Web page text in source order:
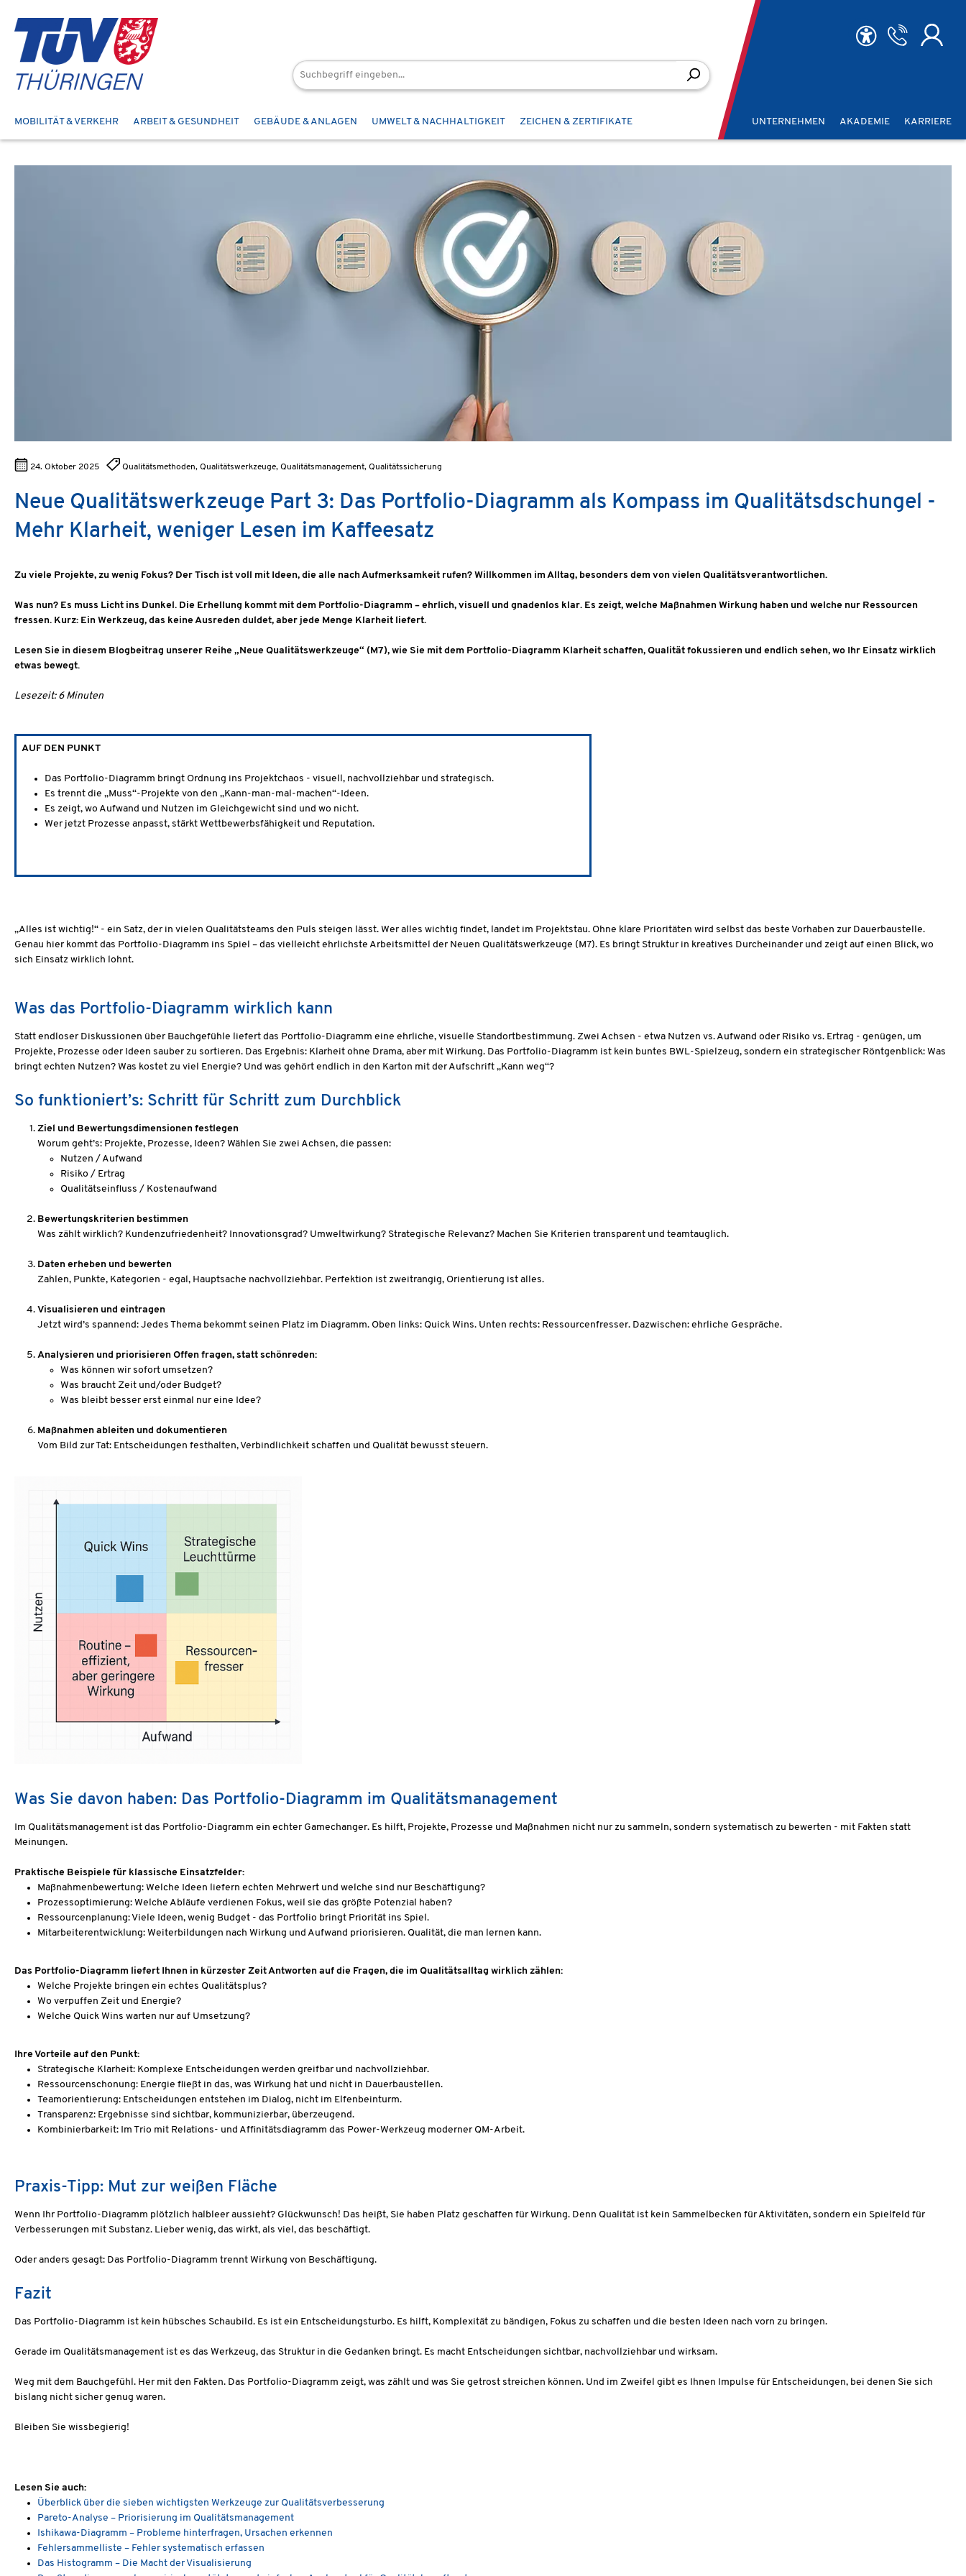
Hauptinhalt springen
Zur Suche springen
Zur Hauptnavigation springen
MOBILITÄT & VERKEHR ARBEIT & GESUNDHEIT GEBÄUDE & ANLAGEN UMWELT & NACHHALTIGKEIT ZEICHEN & ZERTIFIKATE UNTERNEHMEN AKADEMIE KARRIERE
24. Oktober 2025 Qualitätsmethoden, Qualitätswerkzeuge, Qualitätsmanagement, Qualitätssicherung
Neue Qualitätswerkzeuge Part 3: Das Portfolio-Diagramm als Kompass im Qualitätsdschungel -
Mehr Klarheit, weniger Lesen im Kaffeesatz
Zu viele Projekte, zu wenig Fokus? Der Tisch ist voll mit Ideen, die alle nach Aufmerksamkeit rufen? Willkommen im Alltag, besonders dem von vielen Qualitätsverantwortlichen.
Was nun? Es muss Licht ins Dunkel. Die Erhellung kommt mit dem Portfolio-Diagramm – ehrlich, visuell und gnadenlos klar. Es zeigt, welche Maßnahmen Wirkung haben und welche nur Ressourcen
fressen. Kurz: Ein Werkzeug, das keine Ausreden duldet, aber jede Menge Klarheit liefert.
Lesen Sie in diesem Blogbeitrag unserer Reihe „Neue Qualitätswerkzeuge“ (M7), wie Sie mit dem Portfolio-Diagramm Klarheit schaffen, Qualität fokussieren und endlich sehen, wo Ihr Einsatz wirklich
etwas bewegt.
Lesezeit: 6 Minuten
AUF DEN PUNKT
Das Portfolio-Diagramm bringt Ordnung ins Projektchaos - visuell, nachvollziehbar und strategisch.
Es trennt die „Muss“-Projekte von den „Kann-man-mal-machen“-Ideen.
Es zeigt, wo Aufwand und Nutzen im Gleichgewicht sind und wo nicht.
Wer jetzt Prozesse anpasst, stärkt Wettbewerbsfähigkeit und Reputation.
„Alles ist wichtig!“ - ein Satz, der in vielen Qualitätsteams den Puls steigen lässt. Wer alles wichtig findet, landet im Projektstau. Ohne klare Prioritäten wird selbst das beste Vorhaben zur Dauerbaustelle.
Genau hier kommt das Portfolio-Diagramm ins Spiel – das vielleicht ehrlichste Arbeitsmittel der Neuen Qualitätswerkzeuge (M7). Es bringt Struktur in kreatives Durcheinander und zeigt auf einen Blick, wo
sich Einsatz wirklich lohnt.
Was das Portfolio-Diagramm wirklich kann
Statt endloser Diskussionen über Bauchgefühle liefert das Portfolio-Diagramm eine ehrliche, visuelle Standortbestimmung. Zwei Achsen - etwa Nutzen vs. Aufwand oder Risiko vs. Ertrag - genügen, um
Projekte, Prozesse oder Ideen sauber zu sortieren. Das Ergebnis: Klarheit ohne Drama, aber mit Wirkung. Das Portfolio-Diagramm ist kein buntes BWL-Spielzeug, sondern ein strategischer Röntgenblick: Was
bringt echten Nutzen? Was kostet zu viel Energie? Und was gehört endlich in den Karton mit der Aufschrift „Kann weg“?
So funktioniert’s: Schritt für Schritt zum Durchblick
Ziel und Bewertungsdimensionen festlegen
Worum geht’s: Projekte, Prozesse, Ideen? Wählen Sie zwei Achsen, die passen:
Nutzen / Aufwand
Risiko / Ertrag
Qualitätseinfluss / Kostenaufwand
Bewertungskriterien bestimmen
Was zählt wirklich? Kundenzufriedenheit? Innovationsgrad? Umweltwirkung? Strategische Relevanz? Machen Sie Kriterien transparent und teamtauglich.
Daten erheben und bewerten
Zahlen, Punkte, Kategorien - egal, Hauptsache nachvollziehbar. Perfektion ist zweitrangig, Orientierung ist alles.
Visualisieren und eintragen
Jetzt wird’s spannend: Jedes Thema bekommt seinen Platz im Diagramm. Oben links: Quick Wins. Unten rechts: Ressourcenfresser. Dazwischen: ehrliche Gespräche.
Analysieren und priorisieren Offen fragen, statt schönreden:
Was können wir sofort umsetzen?
Was braucht Zeit und/oder Budget?
Was bleibt besser erst einmal nur eine Idee?
Maßnahmen ableiten und dokumentieren
Vom Bild zur Tat: Entscheidungen festhalten, Verbindlichkeit schaffen und Qualität bewusst steuern.
Was Sie davon haben: Das Portfolio-Diagramm im Qualitätsmanagement
Im Qualitätsmanagement ist das Portfolio-Diagramm ein echter Gamechanger. Es hilft, Projekte, Prozesse und Maßnahmen nicht nur zu sammeln, sondern systematisch zu bewerten - mit Fakten statt
Meinungen.
Praktische Beispiele für klassische Einsatzfelder:
Maßnahmenbewertung: Welche Ideen liefern echten Mehrwert und welche sind nur Beschäftigung?
Prozessoptimierung: Welche Abläufe verdienen Fokus, weil sie das größte Potenzial haben?
Ressourcenplanung: Viele Ideen, wenig Budget - das Portfolio bringt Priorität ins Spiel.
Mitarbeiterentwicklung: Weiterbildungen nach Wirkung und Aufwand priorisieren. Qualität, die man lernen kann.
Das Portfolio-Diagramm liefert Ihnen in kürzester Zeit Antworten auf die Fragen, die im Qualitätsalltag wirklich zählen:
Welche Projekte bringen ein echtes Qualitätsplus?
Wo verpuffen Zeit und Energie?
Welche Quick Wins warten nur auf Umsetzung?
Ihre Vorteile auf den Punkt:
Strategische Klarheit: Komplexe Entscheidungen werden greifbar und nachvollziehbar.
Ressourcenschonung: Energie fließt in das, was Wirkung hat und nicht in Dauerbaustellen.
Teamorientierung: Entscheidungen entstehen im Dialog, nicht im Elfenbeinturm.
Transparenz: Ergebnisse sind sichtbar, kommunizierbar, überzeugend.
Kombinierbarkeit: Im Trio mit Relations- und Affinitätsdiagramm das Power-Werkzeug moderner QM-Arbeit.
Praxis-Tipp: Mut zur weißen Fläche
Wenn Ihr Portfolio-Diagramm plötzlich halbleer aussieht? Glückwunsch! Das heißt, Sie haben Platz geschaffen für Wirkung. Denn Qualität ist kein Sammelbecken für Aktivitäten, sondern ein Spielfeld für
Verbesserungen mit Substanz. Lieber wenig, das wirkt, als viel, das beschäftigt.
Oder anders gesagt: Das Portfolio-Diagramm trennt Wirkung von Beschäftigung.
Fazit
Das Portfolio-Diagramm ist kein hübsches Schaubild. Es ist ein Entscheidungsturbo. Es hilft, Komplexität zu bändigen, Fokus zu schaffen und die besten Ideen nach vorn zu bringen.
Gerade im Qualitätsmanagement ist es das Werkzeug, das Struktur in die Gedanken bringt. Es macht Entscheidungen sichtbar, nachvollziehbar und wirksam.
Weg mit dem Bauchgefühl. Her mit den Fakten. Das Portfolio-Diagramm zeigt, was zählt und was Sie getrost streichen können. Und im Zweifel gibt es Ihnen Impulse für Entscheidungen, bei denen Sie sich
bislang nicht sicher genug waren.
Bleiben Sie wissbegierig!
Lesen Sie auch:
Überblick über die sieben wichtigsten Werkzeuge zur Qualitätsverbesserung
Pareto-Analyse – Priorisierung im Qualitätsmanagement
Ishikawa-Diagramm – Probleme hinterfragen, Ursachen erkennen
Fehlersammelliste – Fehler systematisch erfassen
Das Histogramm – Die Macht der Visualisierung